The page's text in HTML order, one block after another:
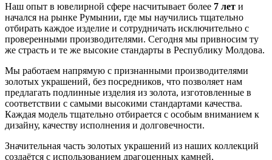
Наш опыт в ювелирной сфере насчитывает более 7 лет и
начался на рынке Румынии, где мы научились тщательно
отбирать каждое изделие и сотрудничать исключительно с
проверенными производителями. Сегодня мы привносим ту
же страсть и те же высокие стандарты в Республику Молдова.
Мы работаем напрямую с признанными производителями
золотых украшений, без посредников, что позволяет нам
предлагать подлинные изделия из золота, изготовленные в
соответствии с самыми высокими стандартами качества.
Каждая модель тщательно отбирается с особым вниманием к
дизайну, качеству исполнения и долговечности.
Значительная часть золотых украшений из наших коллекций
создаётся с использованием драгоценных камней,